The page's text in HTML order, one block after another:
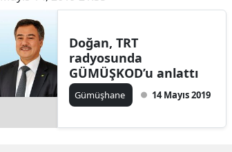
Doğan, TRT
radyosunda
GÜMÜŞKOD’u anlattı
Gümüşhane 14 Mayıs 2019